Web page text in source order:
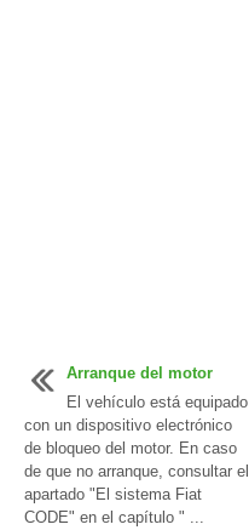
Arranque del motor
El vehículo está equipado
con un dispositivo electrónico
de bloqueo del motor. En caso
de que no arranque, consultar el
apartado "El sistema Fiat
CODE" en el capítulo " ...